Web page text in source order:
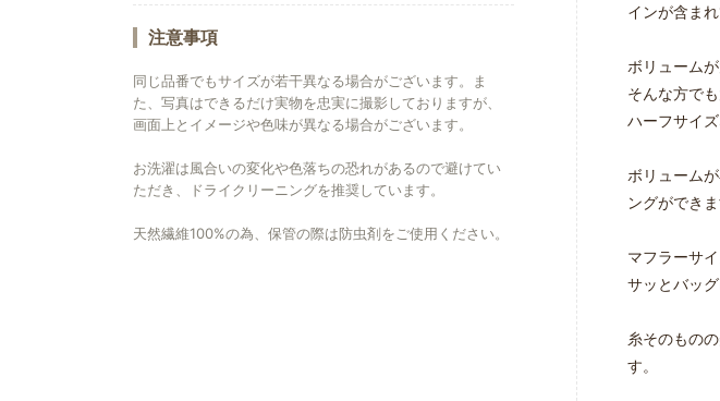
注意事項
同じ品番でもサイズが若干異なる場合がございます。ま
た、写真はできるだけ実物を忠実に撮影しておりますが、
画面上とイメージや色味が異なる場合がございます。
お洗濯は風合いの変化や色落ちの恐れがあるので避けてい
ただき、ドライクリーニングを推奨しています。
天然繊維100%の為、保管の際は防虫剤をご使用ください。
インが含ま
ボリューム
そんな方で
ハーフサイ
ボリューム
ングができま
マフラーサ
サッとバッ
糸そのもの
す。